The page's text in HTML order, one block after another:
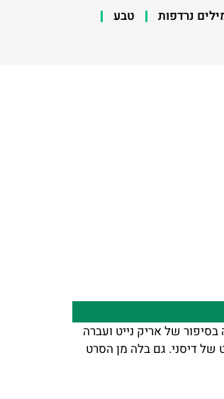
נרדפות
טבע
של אריק נייט ועברה
של דיסני. גם בלה מן הסרט